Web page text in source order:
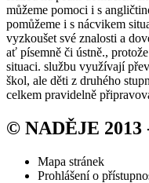
můžeme pomoci i s
pomůžeme i s nácvikem
vyzkoušet své znalosti a
ať písemně či ústně.,
situaci. službu využívají
škol, ale děti z druhého
celkem pravidelně
© NADĚJE 2013
Mapa stránek
Prohlášení o